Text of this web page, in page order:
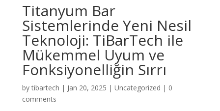
Titanyum Bar
Sistemlerinde Yeni Nesil
Teknoloji: TiBarTech ile
Mükemmel Uyum ve
Fonksiyonelliğin Sırrı
bytibartech | Jan 20, 2025 | Uncategorized | 0
comments